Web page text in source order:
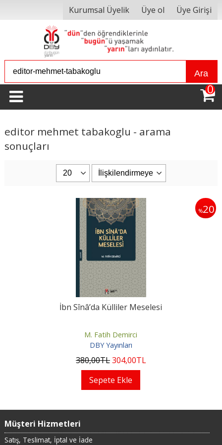
Kurumsal Üyelik Üye ol Üye Girişi
Ara
0
editor mehmet tabakoglu - arama
sonuçları
%20
İbn Sînâ’da Külliler Meselesi
M. Fatih Demirci
DBY Yayınları
380,00TL304,00TL
Sepete Ekle
Müşteri Hizmetleri
Satış, Teslimat, İptal ve İade